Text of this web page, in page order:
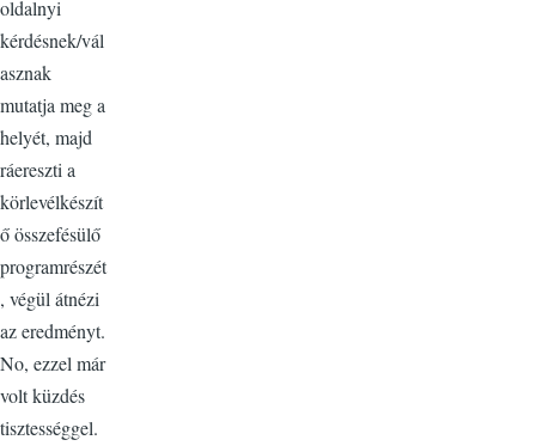
oldalnyi
kérdésnek/vál
asznak
mutatja meg a
helyét, majd
ráereszti a
körlevélkészít
ő összefésülő
programrészét
, végül átnézi
az eredményt.
No, ezzel már
volt küzdés
tisztességgel.